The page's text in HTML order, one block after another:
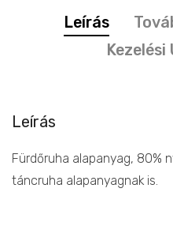
Leírás
Leírás
Fürdőruha alapanyag, 80%
táncruha alapanyagnak is.